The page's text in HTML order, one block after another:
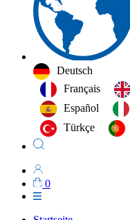
Deutsch
Français
Español
Türkçe
0